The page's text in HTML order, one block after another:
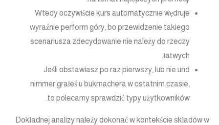
Wtedy oczywiście kurs automatycznie wędruje
wyraźnie perform góry, bo przewidzenie takiego
scenariusza zdecydowanie nie należy do rzeczy
łatwych.
Jeśli obstawiasz po raz pierwszy, lub nie und
nimmer grałeś u bukmachera w ostatnim czasie,
to polecamy sprawdzić typy użytkowników.
Dokładnej analizy należy dokonać w kontekście składów w